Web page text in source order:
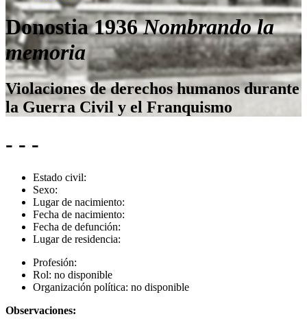
Donostia 1936Nombrando la
memoria
Violaciones de derechos humanos durante
la Guerra Civil y el Franquismo
- - -
Estado civil:
Sexo:
Lugar de nacimiento:
Fecha de nacimiento:
Fecha de defunción:
Lugar de residencia:
Profesión:
Rol: no disponible
Organización política: no disponible
Observaciones: